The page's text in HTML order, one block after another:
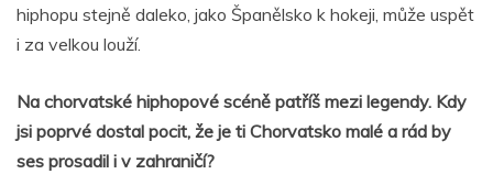
hiphopu stejně daleko, jako Španělsko k hokeji, může uspět
i za velkou louží.
Na chorvatské hiphopové scéně patříš mezi legendy. Kdy
jsi poprvé dostal pocit, že je ti Chorvatsko malé a rád by
ses prosadil i v zahraničí?